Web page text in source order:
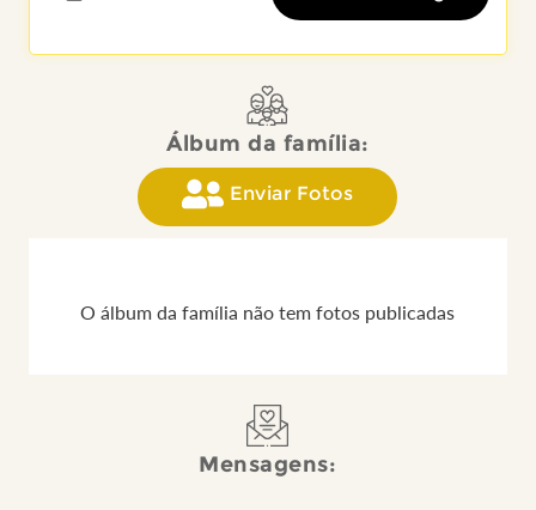
Álbum da família:
Enviar Fotos
O álbum da família não tem fotos publicadas
Mensagens: